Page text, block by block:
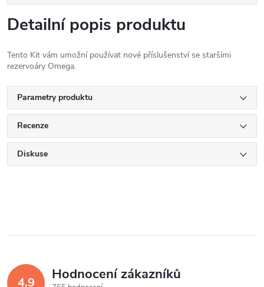
Detailní popis produktu
Tento Kit vám umožní používat nové příslušenství se staršími
rezervoáry Omega.
Parametry produktu
Recenze
Diskuse
4,9 Hodnocení zákazníků